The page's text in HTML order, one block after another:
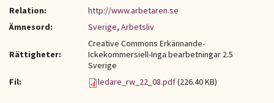
Relation:
http://www.arbetaren.se
Ämnesord:
Sverige, Arbetsliv
Rättigheter:
Creative Commons Erkännande-
Ickekommersiell-Inga bearbetningar 2.5
Sverige
Fil:
ledare_rw_22_08.pdf(226.40 KB)